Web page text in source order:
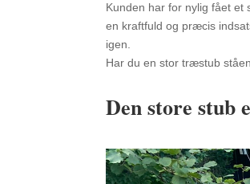
Kunden har for nylig fået
en kraftfuld og præcis
igen.
Har du en stor træstub
Den store